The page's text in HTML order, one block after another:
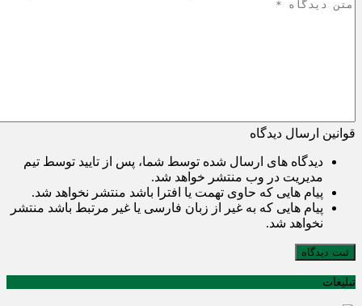
قوانین ارسال دیدگاه
دیدگاه های ارسال شده توسط شما، پس از تایید توسط تیم
مدیریت در وب منتشر خواهد شد.
پیام هایی که حاوی تهمت یا افترا باشد منتشر نخواهد شد.
پیام هایی که به غیر از زبان فارسی یا غیر مرتبط باشد منتشر
نخواهد شد.
ثبت دیدگاه
تبلیغات